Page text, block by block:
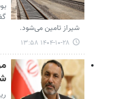
شیراز تامین می‌شود.
۱۴۰۴-۱۰-۲۸ ۱۳:۵۸